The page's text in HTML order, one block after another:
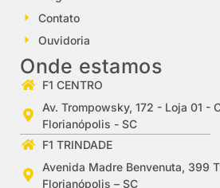
Contato
Ouvidoria
Onde estamos
F1 CENTRO
Av. Trompowsky, 172 - Loja 01 -
Florianópolis - SC
F1 TRINDADE
Avenida Madre Benvenuta, 399
Florianópolis – SC